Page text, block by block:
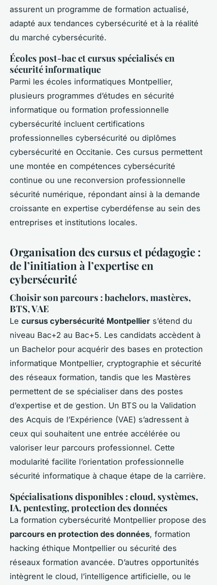
assurent un programme de formation actualisé,
adapté aux tendances cybersécurité et à la réalité
du marché cybersécurité.
Écoles post-bac et cursus spécialisés en
sécurité informatique
Parmi les écoles informatiques Montpellier,
plusieurs programmes d’études en sécurité
informatique ou formation professionnelle
cybersécurité incluent certifications
professionnelles cybersécurité ou diplômes
cybersécurité en Occitanie. Ces cursus permettent
une montée en compétences cybersécurité
continue ou une reconversion professionnelle
sécurité numérique, répondant ainsi à la demande
croissante en expertise cyberdéfense au sein des
entreprises et institutions locales.
Organisation des cursus et pédagogie :
de l’initiation à l’expertise en
cybersécurité
Choisir son parcours : bachelors, mastères,
BTS, VAE
Le cursus cybersécurité Montpellier s’étend du
niveau Bac+2 au Bac+5. Les candidats accèdent à
un Bachelor pour acquérir des bases en protection
informatique Montpellier, cryptographie et sécurité
des réseaux formation, tandis que les Mastères
permettent de se spécialiser dans des postes
d’expertise et de gestion. Un BTS ou la Validation
des Acquis de l’Expérience (VAE) s’adressent à
ceux qui souhaitent une entrée accélérée ou
valoriser leur parcours professionnel. Cette
modularité facilite l’orientation professionnelle
sécurité informatique à chaque étape de la carrière.
Spécialisations disponibles : cloud, systèmes,
IA, pentesting, protection des données
La formation cybersécurité Montpellier propose des
parcours en protection des données, formation
hacking éthique Montpellier ou sécurité des
réseaux formation avancée. D’autres opportunités
intègrent le cloud, l’intelligence artificielle, ou le